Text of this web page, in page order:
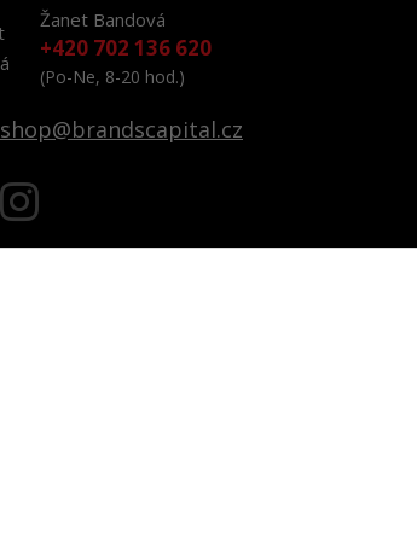
Žanet Bandová
+420 702 136 620
(Po-Ne, 8-20 hod.)
shop@brandscapital.cz